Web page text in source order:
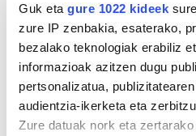
Guk eta gure 1022 kideek
zure IP zenbakia, esaterako,
bezalako teknologiak erabiliz
informazioak azitzen dugu
pertsonalizatua,
audientzia-ikerketa eta
Zure datuak nork eta